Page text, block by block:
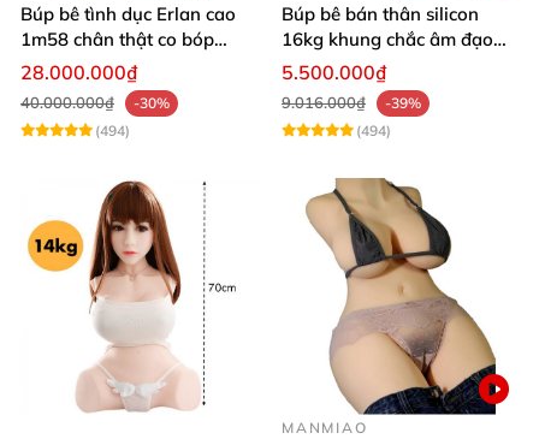
Búp bê tình dục Erlan cao
1m58 chân thật co bóp
rung rên
28.000.000₫
40.000.000₫
-30%
(494)
Búp bê bán thân silicon
16kg khung chắc âm đạo
khít hồng
5.500.000₫
9.016.000₫
-39%
(494)
MANMIAO